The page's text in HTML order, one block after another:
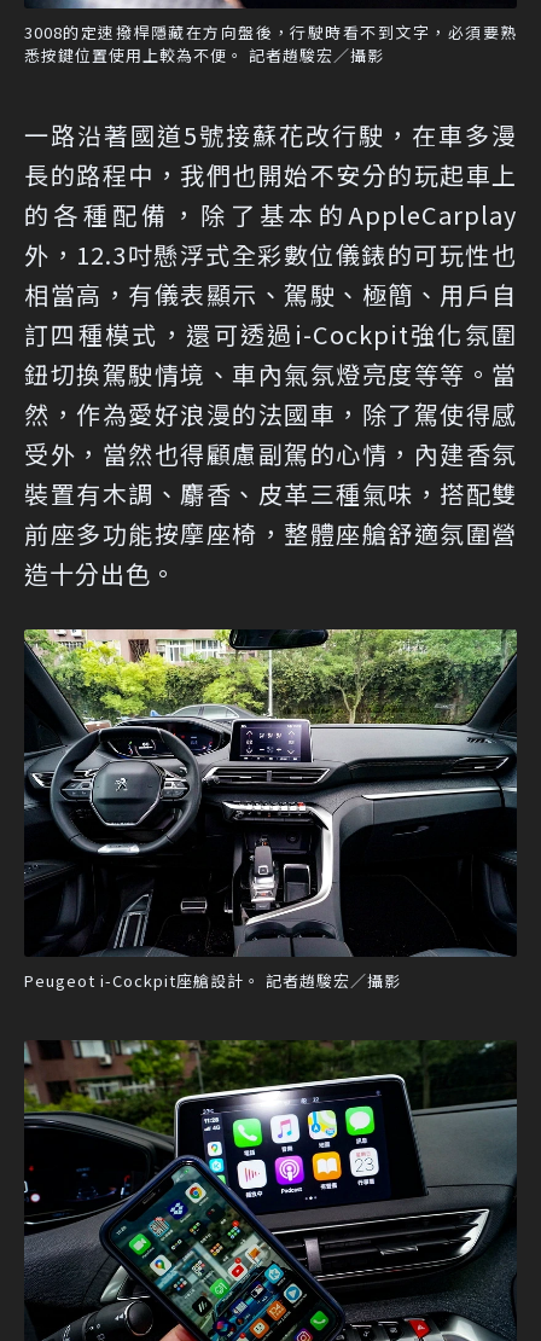
3008的定速撥桿隱藏在方向盤後，行駛時看不到文字，必須要熟
悉按鍵位置使用上較為不便。 記者趙駿宏／攝影
一路沿著國道5號接蘇花改行駛，在車多漫
長的路程中，我們也開始不安分的玩起車上
的各種配備，除了基本的AppleCarplay
外，12.3吋懸浮式全彩數位儀錶的可玩性也
相當高，有儀表顯示、駕駛、極簡、用戶自
訂四種模式，還可透過i-Cockpit強化氛圍
鈕切換駕駛情境、車內氣氛燈亮度等等。當
然，作為愛好浪漫的法國車，除了駕使得感
受外，當然也得顧慮副駕的心情，內建香氛
裝置有木調、麝香、皮革三種氣味，搭配雙
前座多功能按摩座椅，整體座艙舒適氛圍營
造十分出色。
Peugeot i-Cockpit座艙設計。 記者趙駿宏／攝影